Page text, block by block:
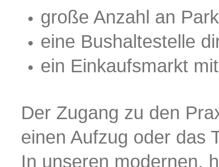
große Anzahl an
eine Bushaltestelle
ein Einkaufsmarkt
Der Zugang zu den
einen Aufzug oder das
In unseren modernen,